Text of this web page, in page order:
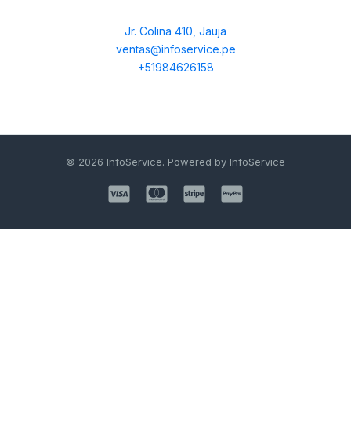
Jr. Colina 410, Jauja
ventas@infoservice.pe
+51984626158
© 2026 InfoService. Powered by InfoService